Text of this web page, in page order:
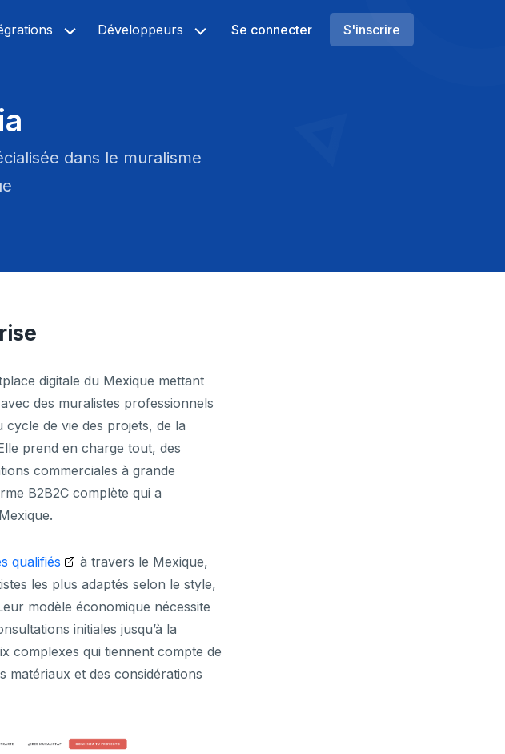
Développeurs Se connecter S'inscrire
dans le muralisme
digitale du Mexique mettant
des muralistes professionnels
cycle de vie des projets, de la
prend en charge tout, des
commerciales à grande
B2B2C complète qui a
qualifiés
à travers le Mexique,
les plus adaptés selon le style,
modèle économique nécessite
initiales jusqu’à la
complexes qui tiennent compte de
matériaux et des considérations